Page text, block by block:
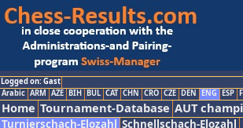
Logged on: Gast
Arabic ARM AZE BIH BUL CAT CHN CRO CZE DEN ENG ESP
Home Tournament-Database AUT
Turnierschach-Elozahl Schnellschach-Elozahl